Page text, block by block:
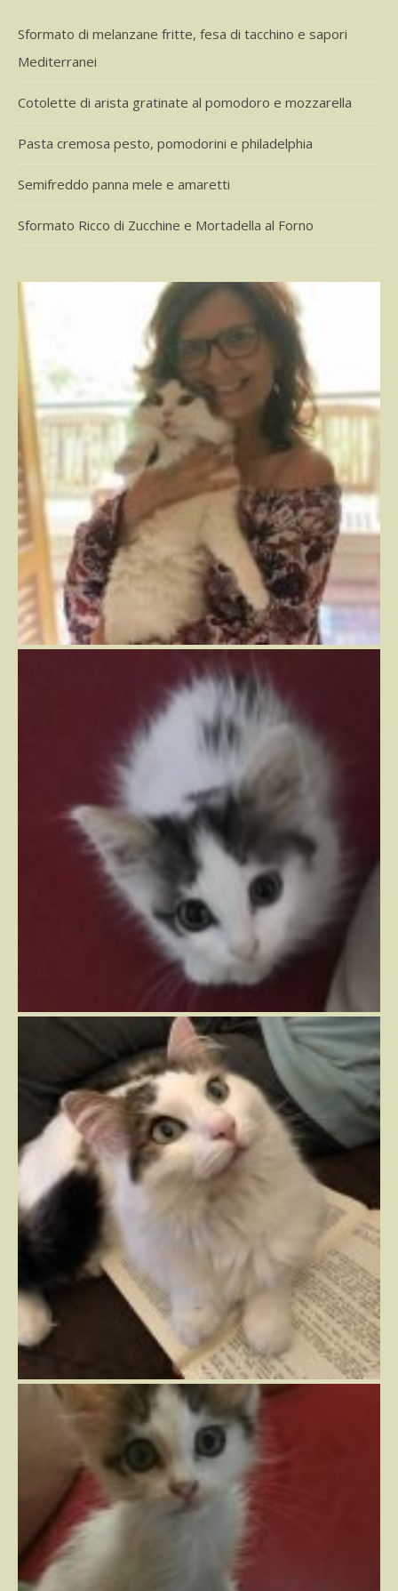
Sformato di melanzane fritte, fesa di tacchino e sapori
Mediterranei
Cotolette di arista gratinate al pomodoro e mozzarella
Pasta cremosa pesto, pomodorini e philadelphia
Semifreddo panna mele e amaretti
Sformato Ricco di Zucchine e Mortadella al Forno